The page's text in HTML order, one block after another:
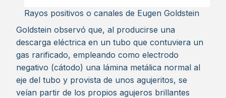
Rayos positivos o canales de Eugen Goldstein
Goldstein observó que, al producirse una
descarga eléctrica en un tubo que contuviera un
gas rarificado, empleando como electrodo
negativo (cátodo) una lámina metálica normal al
eje del tubo y provista de unos agujeritos, se
veían partir de los propios agujeros brillantes